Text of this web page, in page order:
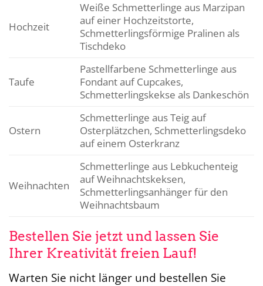
Hochzeit
Weiße Schmetterlinge aus Marzipan
auf einer Hochzeitstorte,
Schmetterlingsförmige Pralinen als
Tischdeko
Taufe
Pastellfarbene Schmetterlinge aus
Fondant auf Cupcakes,
Schmetterlingskekse als Dankeschön
Ostern
Schmetterlinge aus Teig auf
Osterplätzchen, Schmetterlingsdeko
auf einem Osterkranz
Weihnachten
Schmetterlinge aus Lebkuchenteig
auf Weihnachtskeksen,
Schmetterlingsanhänger für den
Weihnachtsbaum
Bestellen Sie jetzt und lassen Sie
Ihrer Kreativität freien Lauf!
Warten Sie nicht länger und bestellen Sie